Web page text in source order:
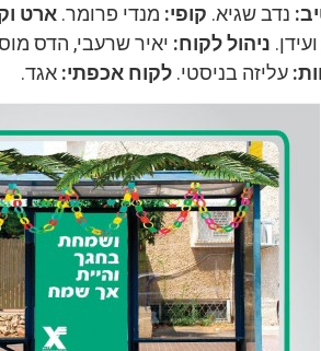
נדב שגיא. קופי: מנדי פרומר. ארט
ניהול לקוח: יאיר שרעבי, הדס
עליזה בניסטי.לקוח אכפתי: אגד.